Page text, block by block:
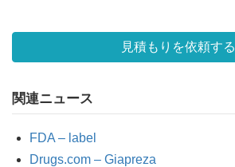
見積もりを依頼する
関連ニュース
FDA – label
Drugs.com – Giapreza